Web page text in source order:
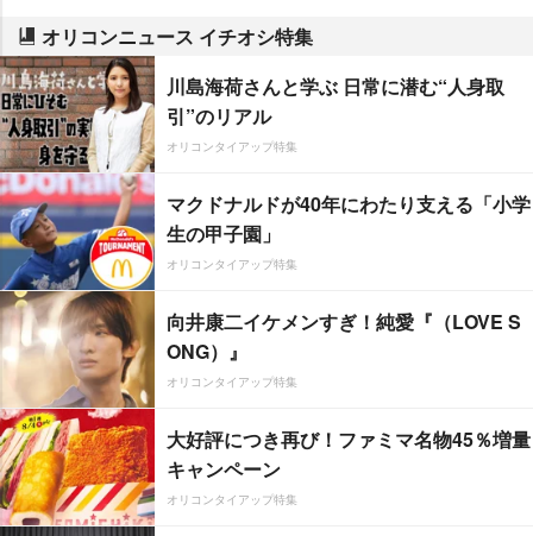
オリコンニュース イチオシ特集
川島海荷さんと学ぶ 日常に潜む“人身取
引”のリアル
オリコンタイアップ特集
マクドナルドが40年にわたり支える「小学
生の甲子園」
オリコンタイアップ特集
向井康二イケメンすぎ！純愛『（LOVE S
ONG）』
オリコンタイアップ特集
大好評につき再び！ファミマ名物45％増量
キャンペーン
オリコンタイアップ特集